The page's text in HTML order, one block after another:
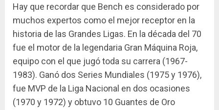
Hay que recordar que Bench es considerado por
muchos expertos como el mejor receptor en la
historia de las Grandes Ligas. En la década del 70
fue el motor de la legendaria Gran Máquina Roja,
equipo con el que jugó toda su carrera (1967-
1983). Ganó dos Series Mundiales (1975 y 1976),
fue MVP de la Liga Nacional en dos ocasiones
(1970 y 1972) y obtuvo 10 Guantes de Oro